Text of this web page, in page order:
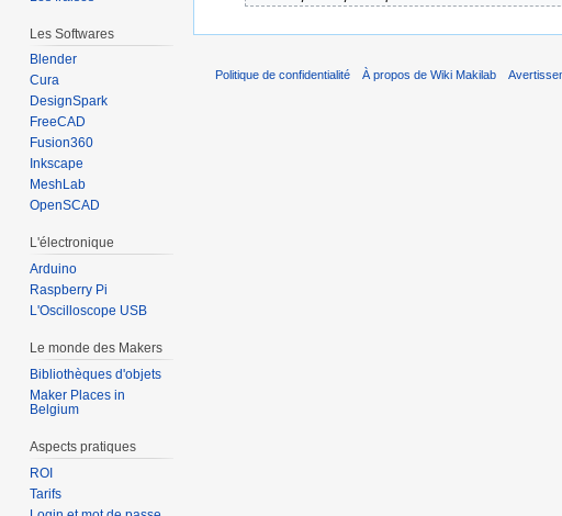
Les Softwares
Blender
Cura
DesignSpark
FreeCAD
Fusion360
Inkscape
MeshLab
OpenSCAD
L'électronique
Arduino
Raspberry Pi
L'Oscilloscope USB
Le monde des Makers
Bibliothèques d'objets
Maker Places in
Belgium
Aspects pratiques
ROI
Tarifs
Politique de confidentialité À propos de Wiki Makilab